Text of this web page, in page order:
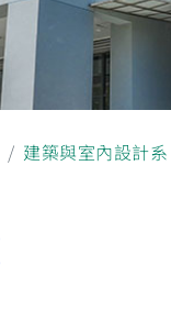
建築與室內設計系